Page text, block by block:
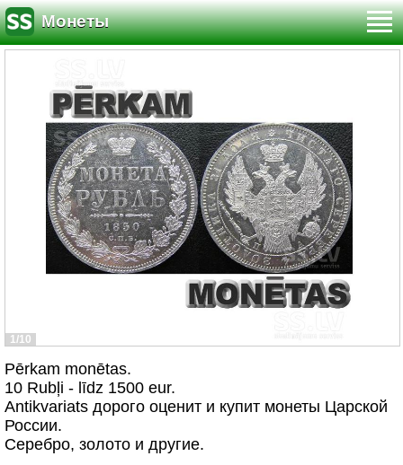
Монеты
1/10
Pērkam monētas.
10 Rubļi - līdz 1500 eur.
Antikvariats дорого оценит и купит монеты Царской
России.
Серебро, золото и другие.